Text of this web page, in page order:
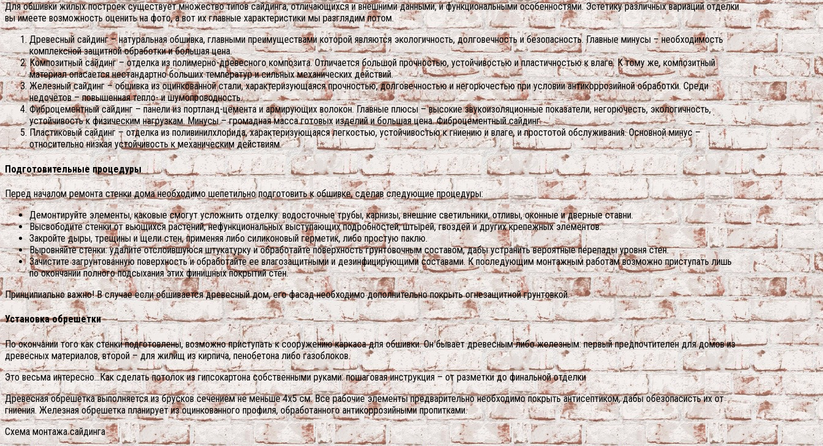
Для обшивки жилых построек существует множество типов сайдинга, отличающихся и внешними данными, и функциональными особенностями. Эстетику различных вариаций отделки
вы имеете возможность оценить на фото, а вот их главные характеристики мы разглядим потом.
Древесный сайдинг – натуральная обшивка, главными преимуществами которой являются экологичность, долговечность и безопасность. Главные минусы – необходимость
комплексной защитной обработки и большая цена.
Композитный сайдинг – отделка из полимерно-древесного композита. Отличается большой прочностью, устойчивостью и пластичностью к влаге. К тому же, композитный
материал опасается нестандартно больших температур и сильных механических действий.
Железный сайдинг – обшивка из оцинкованной стали, характеризующаяся прочностью, долговечностью и негорючестью при условии антикоррозийной обработки. Среди
недочётов – повышенная тепло- и шумопроводность.
Фиброцементный сайдинг – панели из портланд-цемента и армирующих волокон. Главные плюсы – высокие звукоизоляционные показатели, негорючесть, экологичность,
устойчивость к физическим нагрузкам. Минусы – громадная масса готовых изделий и большая цена. Фиброцементный сайдинг
Пластиковый сайдинг – отделка из поливинилхлорида, характеризующаяся легкостью, устойчивостью к гниению и влаге, и простотой обслуживания. Основной минус –
относительно низкая устойчивость к механическим действиям.
Подготовительные процедуры
Перед началом ремонта стенки дома необходимо шепетильно подготовить к обшивке, сделав следующие процедуры:
Демонтируйте элементы, каковые смогут усложнить отделку: водосточные трубы, карнизы, внешние светильники, отливы, оконные и дверные ставни.
Высвободите стенки от вьющихся растений, нефункциональных выступающих подробностей, штырей, гвоздей и других крепежных элементов.
Закройте дыры, трещины и щели стен, применяя либо силиконовый герметик, либо простую паклю.
Выровняйте стенки: удалите отслоившуюся штукатурку и обработайте поверхность грунтовочным составом, дабы устранить вероятные перепады уровня стен.
Зачистите загрунтованную поверхность и обработайте ее влагозащитными и дезинфицирующими составами. К последующим монтажным работам возможно приступать лишь
по окончании полного подсыхания этих финишных покрытий стен.
Принципиально важно! В случае если обшивается древесный дом, его фасад необходимо дополнительно покрыть огнезащитной грунтовкой.
Установка обрешетки
По окончании того как стенки подготовлены, возможно приступать к сооружению каркаса для обшивки. Он бывает древесным либо железным: первый предпочтителен для домов из
древесных материалов, второй – для жилищ из кирпича, пенобетона либо газоблоков.
Это весьма интересно…Как сделать потолок из гипсокартона собственными руками: пошаговая инструкция – от разметки до финальной отделки
Древесная обрешетка выполняется из брусков сечением не меньше 4х5 см. Все рабочие элементы предварительно необходимо покрыть антисептиком, дабы обезопасисть их от
гниения. Железная обрешетка планирует из оцинкованного профиля, обработанного антикоррозийными пропитками.
Схема монтажа сайдинга